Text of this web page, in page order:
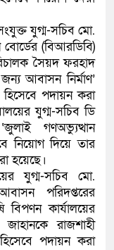
যুগ্ম-সচিব মো.
(বিআরডিবি)
সৈয়দ ফরহাদ
আবাসন নির্মাণ’
হিসেবে পদায়ন করা
যুগ্ম-সচিব ডি
গণঅভ্যুত্থান
নিয়োগ দিয়ে তার
হয়েছে।
যুগ্ম-সচিব মো.
পরিদপ্তরের
কার্যালয়ের
রাজশাহী
পদায়ন করা